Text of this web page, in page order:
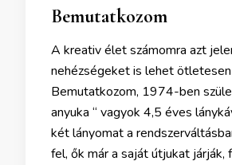
Bemutatkozom
A kreativ élet számomra azt
nehézségeket is lehet
Bemutatkozom, 1974-ben
anyuka “ vagyok 4,5 éves
két lányomat a
fel, ők már a saját útjukat járják,